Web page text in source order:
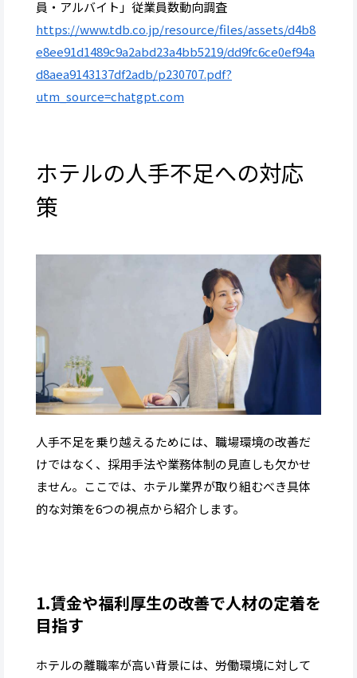
員・アルバイト」従業員数動向調査
https://www.tdb.co.jp/resource/files/assets/d4b8
e8ee91d1489c9a2abd23a4bb5219/dd9fc6ce0ef94a
d8aea9143137df2adb/p230707.pdf?
utm_source=chatgpt.com
ホテルの人手不足への対応
策
人手不足を乗り越えるためには、職場環境の改善だ
けではなく、採用手法や業務体制の見直しも欠かせ
ません。ここでは、ホテル業界が取り組むべき具体
的な対策を6つの視点から紹介します。
1.賃金や福利厚生の改善で人材の定着を
目指す
ホテルの離職率が高い背景には、労働環境に対して